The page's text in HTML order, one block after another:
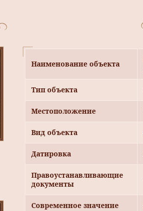
Наименование объекта
Тип объекта
Местоположение
Вид объекта
Датировка
Правоустанавливающие
документы
Современное значение